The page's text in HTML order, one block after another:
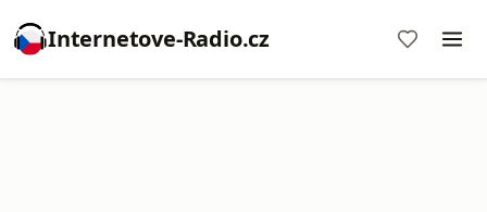
Internetove-Radio.cz